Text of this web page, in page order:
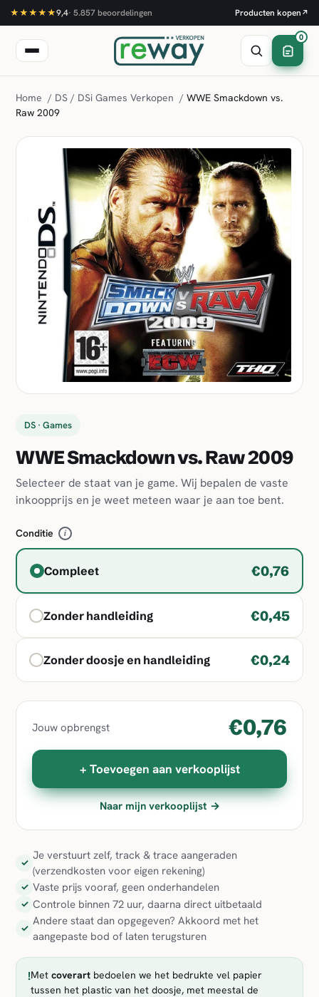
★★★★★9,4· 5.857beoordelingen Producten kopen ↗
0
Home / DS / DSi Games Verkopen / WWE Smackdown vs.
Raw 2009
DS · Games
WWE Smackdown vs. Raw 2009
Selecteer de staat van je game. Wij bepalen de vaste
inkoopprijs en je weet meteen waar je aan toe bent.
Conditie i
Compleet €0,76
Zonder handleiding €0,45
Zonder doosje en handleiding €0,24
Jouw opbrengst €0,76
+ Toevoegen aan verkooplijst
Naar mijn verkooplijst →
✓
Je verstuurt zelf, track & trace aangeraden
(verzendkosten voor eigen rekening)
✓ Vaste prijs vooraf, geen onderhandelen
✓ Controle binnen 72 uur, daarna direct uitbetaald
✓
Andere staat dan opgegeven? Akkoord met het
aangepaste bod of laten terugsturen
!Met coverart bedoelen we het bedrukte vel papier
tussen het plastic van het doosje, met meestal de